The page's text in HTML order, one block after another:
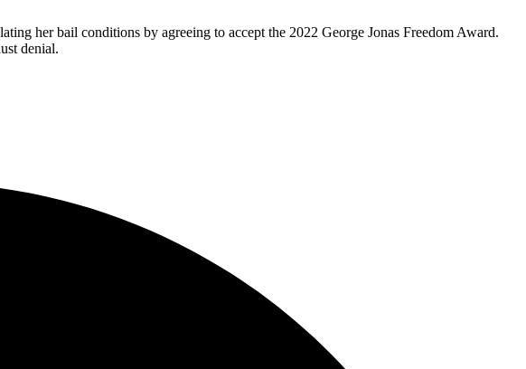
her bail conditions by agreeing to accept the 2022 George Jonas Freedom Award.
denial.